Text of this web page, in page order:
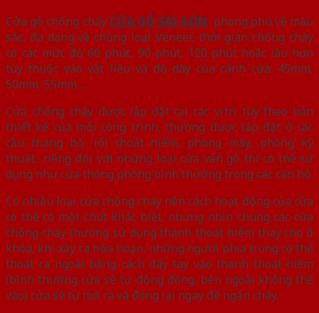
Cửa gỗ chống cháy CỬA GỖ SÀI GÒN phong phú về màu
sắc, đa dạng về chủng loại Veneer, thời gian chống cháy
có các mức độ 60 phút, 90 phút, 120 phút hoặc lâu hơn
tùy thuộc vào vật liệu và độ dày của cánh cửa: 45mm,
50mm, 55mm,…
Cửa chống cháy được lắp đặt tại các vị trí tùy theo bản
thiết kế của mỗi công trình, thường được lắp đặt ở các
cầu thang bộ, lối thoát hiểm, phòng máy, phòng kỹ
thuật…riêng đối với những loại cửa vân gỗ thì có thể sử
dụng như cửa thông phòng bình thường trong các căn hộ.
Có nhiều loại cửa chống cháy nên cách hoạt động của cửa
có thể có một chút khác biệt, nhưng nhìn chung các cửa
chống cháy thường sử dụng thanh thoát hiểm thay cho ổ
khóa, khi xảy ra hỏa hoạn, những người phía trong có thể
thoát ra ngoài bằng cách đẩy tay vào thanh thoát hiểm
(bình thường cửa sẽ tự động đóng, bên ngoài không thể
vào) cửa sẽ tự mở ra và đóng lại ngay để ngăn cháy.